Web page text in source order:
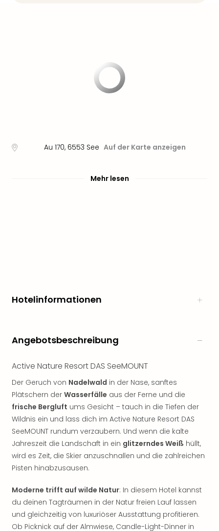
Au 170, 6553 See Auf der Karte anzeigen
Mehr lesen
Hotelinformationen
Angebotsbeschreibung
Active Nature Resort DAS SeeMOUNT
Der Geruch von Nadelwald in der Nase, sanftes
Plätschern der Wasserfälle aus der Ferne und die
frische Bergluft ums Gesicht – tauch in die Tiefen der
Wildnis ein und lass dich im Active Nature Resort DAS
SeeMOUNT rundum verzaubern. Und wenn die kalte
Jahreszeit die Landschaft in ein glitzerndes Weiß hüllt,
wird es Zeit, die Skier anzuschnallen und die zahlreichen
Pisten hinabzusausen.
Moderne trifft auf wilde Natur: In diesem Hotel kannst
du deinen Tagträumen in der Natur freien Lauf lassen
und gleichzeitig von luxuriöser Ausstattung profitieren.
Ob Picknick auf der Almwiese, Candle-Light-Dinner in